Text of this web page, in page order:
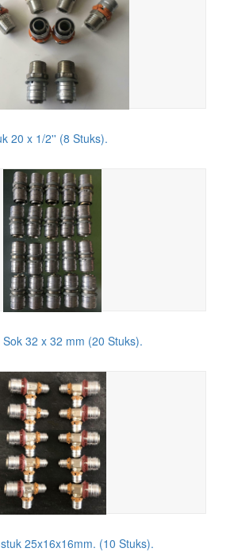
20 x 1/2'' (8 Stuks).
32 x 32 mm (20 Stuks).
25x16x16mm. (10 Stuks).